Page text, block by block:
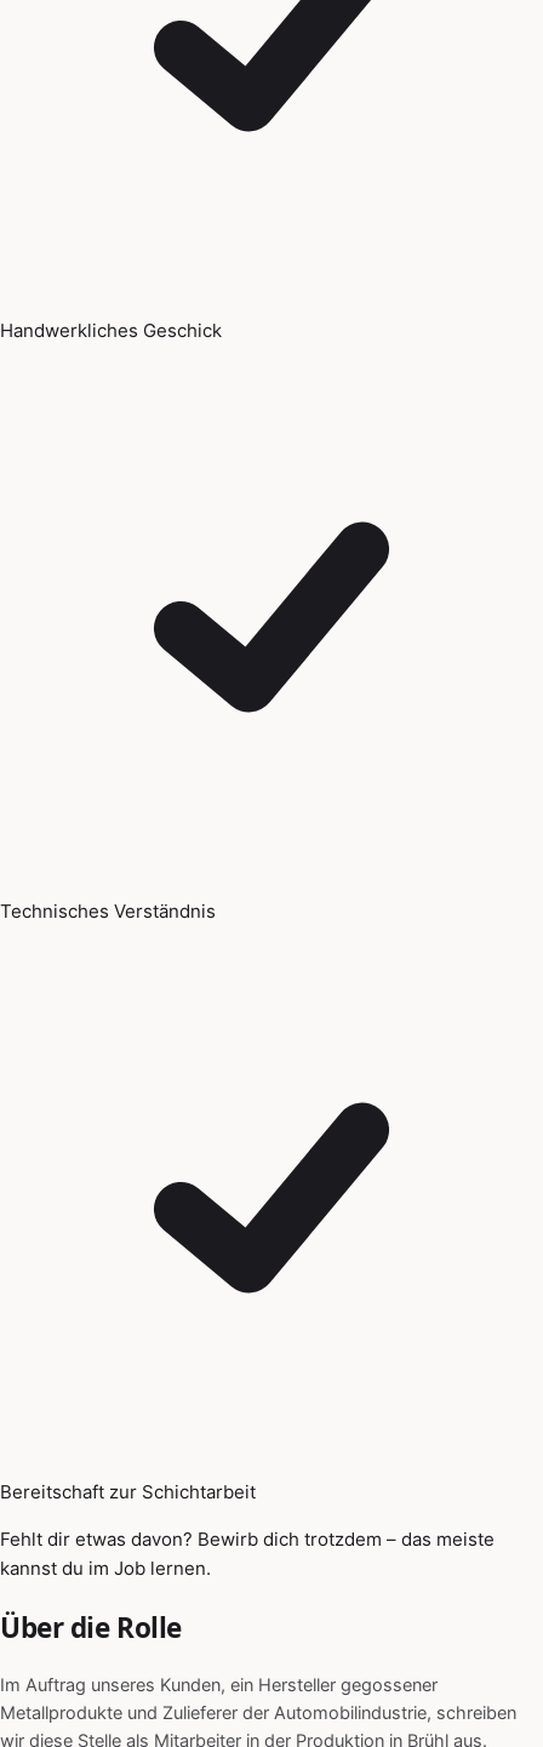
Handwerkliches Geschick
Technisches Verständnis
Bereitschaft zur Schichtarbeit
Fehlt dir etwas davon? Bewirb dich trotzdem – das meiste
kannst du im Job lernen.
Über die Rolle
Im Auftrag unseres Kunden, ein Hersteller gegossener
Metallprodukte und Zulieferer der Automobilindustrie, schreiben
wir diese Stelle als Mitarbeiter in der Produktion in Brühl aus.